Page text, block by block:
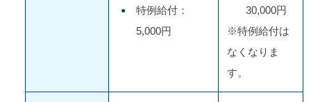
特例給付：
5,000円
30,000円
※特例給付は
なくなりま
す。